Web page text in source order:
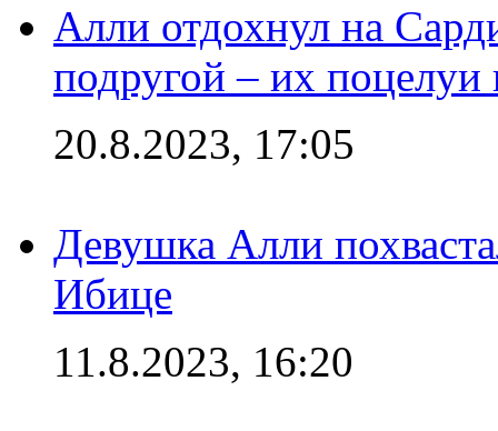
Алли отдохнул на
подругой – их поцелуи
20.8.2023, 17:05
Девушка Алли
Ибице
11.8.2023, 16:20